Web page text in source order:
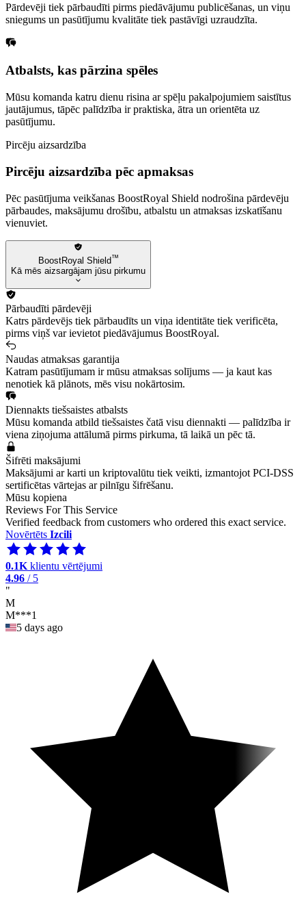
Pārdevēji tiek pārbaudīti pirms piedāvājumu publicēšanas, un viņu
sniegums un pasūtījumu kvalitāte tiek pastāvīgi uzraudzīta.
Atbalsts, kas pārzina spēles
Mūsu komanda katru dienu risina ar spēļu pakalpojumiem saistītus
jautājumus, tāpēc palīdzība ir praktiska, ātra un orientēta uz
pasūtījumu.
Pircēju aizsardzība
Pircēju aizsardzība pēc apmaksas
Pēc pasūtījuma veikšanas BoostRoyal Shield nodrošina pārdevēju
pārbaudes, maksājumu drošību, atbalstu un atmaksas izskatīšanu
vienuviet.
BoostRoyal Shield™
Kā mēs aizsargājam jūsu pirkumu
Pārbaudīti pārdevēji
Katrs pārdevējs tiek pārbaudīts un viņa identitāte tiek verificēta,
pirms viņš var ievietot piedāvājumus BoostRoyal.
Naudas atmaksas garantija
Katram pasūtījumam ir mūsu atmaksas solījums — ja kaut kas
nenotiek kā plānots, mēs visu nokārtosim.
Diennakts tiešsaistes atbalsts
Mūsu komanda atbild tiešsaistes čatā visu diennakti — palīdzība ir
viena ziņojuma attālumā pirms pirkuma, tā laikā un pēc tā.
Šifrēti maksājumi
Maksājumi ar karti un kriptovalūtu tiek veikti, izmantojot PCI-DSS
sertificētas vārtejas ar pilnīgu šifrēšanu.
Mūsu kopiena
Reviews For This Service
Verified feedback from customers who ordered this exact service.
Novērtēts Izcili
0.1K klientu vērtējumi
4.96 / 5
"
M
M***1
5 days ago